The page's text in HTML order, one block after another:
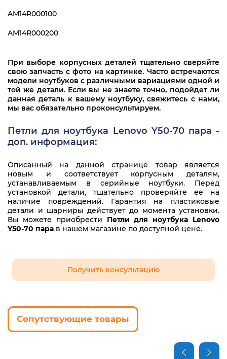
AM14R000100
AM14R000200
При выборе корпусных деталей тщательно сверяйте
свою запчасть с фото на картинке. Часто встречаются
модели ноутбуков с различными вариациями одной и
той же детали. Если вы не знаете точно, подойдет ли
данная деталь к вашему ноутбуку, свяжитесь с нами,
мы вас обязательно проконсультируем.
Петли для ноутбука Lenovo Y50-70 пара -
доп. информация:
Описанный на данной странице товар является
новым и соответствует корпусным деталям,
устанавливаемым в серийные ноутбуки. Перед
установкой детали, тщательно проверяйте ее на
наличие повреждений. Гарантия на пластиковые
детали и шарниры действует до момента установки.
Вы можете приобрести Петли для ноутбука Lenovo
Y50-70 пара в нашем магазине по доступной цене.
Получить консультацию
Сопутствующие товары